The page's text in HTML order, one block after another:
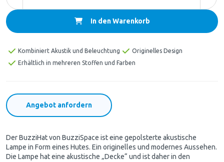
In den Warenkorb
Kombiniert Akustik und Beleuchtung
Originelles Design
Erhältlich in mehreren Stoffen und Farben
Angebot anfordern
Der BuzziHat von BuzziSpace ist eine gepolsterte akustische
Lampe in Form eines Hutes. Ein originelles und modernes Aussehen.
Die Lampe hat eine akustische „Decke“ und ist daher in den